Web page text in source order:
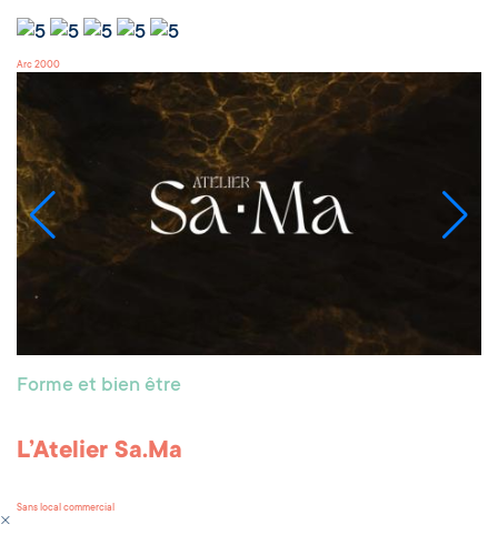
Arc 2000
Forme et bien être
L’Atelier Sa.Ma
Sans local commercial